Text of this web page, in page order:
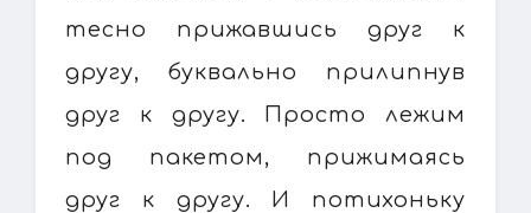
тесно прижавшись друг к
другу, буквально прилипнув
друг к другу. Просто лежим
под пакетом, прижимаясь
друг к другу. И потихоньку